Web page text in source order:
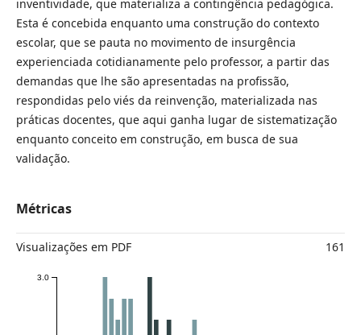
inventividade, que materializa a contingência pedagógica.
Esta é concebida enquanto uma construção do contexto
escolar, que se pauta no movimento de insurgência
experienciada cotidianamente pelo professor, a partir das
demandas que lhe são apresentadas na profissão,
respondidas pelo viés da reinvenção, materializada nas
práticas docentes, que aqui ganha lugar de sistematização
enquanto conceito em construção, em busca de sua
validação.
Métricas
Visualizações em PDF 161
3.0